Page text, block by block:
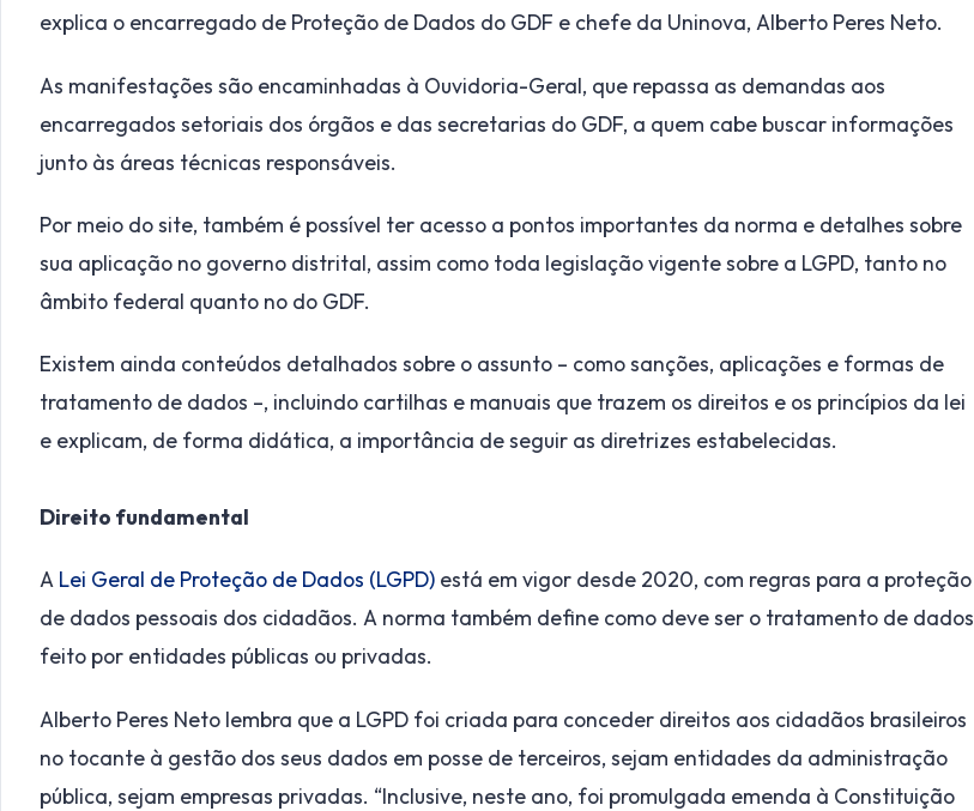
explica o encarregado de Proteção de Dados do GDF e chefe da Uninova, Alberto Peres Neto.
As manifestações são encaminhadas à Ouvidoria-Geral, que repassa as demandas aos
encarregados setoriais dos órgãos e das secretarias do GDF, a quem cabe buscar informações
junto às áreas técnicas responsáveis.
Por meio do site, também é possível ter acesso a pontos importantes da norma e detalhes sobre
sua aplicação no governo distrital, assim como toda legislação vigente sobre a LGPD, tanto no
âmbito federal quanto no do GDF.
Existem ainda conteúdos detalhados sobre o assunto – como sanções, aplicações e formas de
tratamento de dados –, incluindo cartilhas e manuais que trazem os direitos e os princípios da lei
e explicam, de forma didática, a importância de seguir as diretrizes estabelecidas.
Direito fundamental
A Lei Geral de Proteção de Dados (LGPD) está em vigor desde 2020, com regras para a proteção
de dados pessoais dos cidadãos. A norma também define como deve ser o tratamento de dados
feito por entidades públicas ou privadas.
Alberto Peres Neto lembra que a LGPD foi criada para conceder direitos aos cidadãos brasileiros
no tocante à gestão dos seus dados em posse de terceiros, sejam entidades da administração
pública, sejam empresas privadas. “Inclusive, neste ano, foi promulgada emenda à Constituição